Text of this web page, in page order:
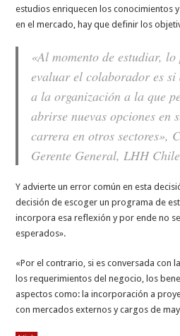
estudios enriquecen los conocimientos
en el mercado, hay que definir los
«Al momento de estudiar,
evaluar el colaborador es si
a la organización a la que
abrirse nuevas opciones en
carrera en otros sectores»,
Gerente General, LHH
Y advierte un error común en esta
decisión de escoger un programa de
incorpora esa reflexión y por ende no
esperados».
«Por el contrario, si es conversada con
los requerimientos del negocio, los
aspectos como: la incorporación a
con mercados externos y cargos de